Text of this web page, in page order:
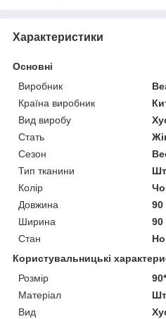
Характеристики
Основні
Виробник
Країна виробник
Вид виробу
Стать
Сезон
Тип тканини
Колір
Довжина
90
Ширина
90
Стан
Користувальницькі
Розмір
Матеріал
Вид